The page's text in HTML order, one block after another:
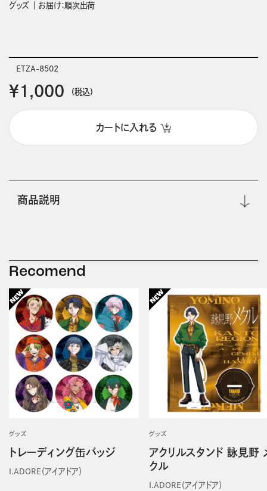
グッズ お届け：順次出荷
ETZA-8502
￥1,000 (税込)
カートに入れる
商品説明
Recomend
グッズ
トレーディング缶バッジ
I.ADORE（アイアドア）
グッズ
アクリルスタンド 詠見野
クル
I.ADORE（アイアドア）